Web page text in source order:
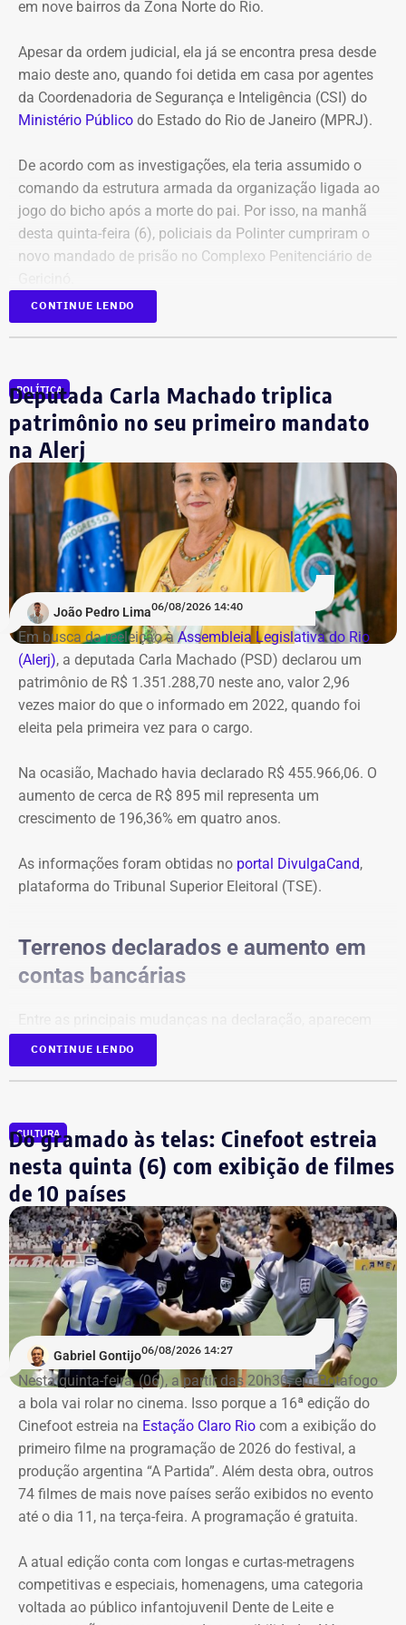
em nove bairros da Zona Norte do Rio.
Apesar da ordem judicial, ela já se encontra presa desde
maio deste ano, quando foi detida em casa por agentes
da Coordenadoria de Segurança e Inteligência (CSI) do
Ministério Público do Estado do Rio de Janeiro (MPRJ).
De acordo com as investigações, ela teria assumido o
comando da estrutura armada da organização ligada ao
jogo do bicho após a morte do pai. Por isso, na manhã
desta quinta-feira (6), policiais da Polinter cumpriram o
novo mandado de prisão no Complexo Penitenciário de
Além dela, outros 12 réus foram alvo de mandados de
Teixeira, da 3ª Vara Especializada em Organização
Criminosa do Tribunal de Justiça do Rio.
*Com informações do g1
CONTINUE LENDO
POLÍTICA
Deputada Carla Machado triplica
patrimônio no seu primeiro mandato
na Alerj
João Pedro Lima06/08/2026 14:40
Em busca da reeleição à Assembleia Legislativa do Rio
(Alerj), a deputada Carla Machado (PSD) declarou um
patrimônio de R$ 1.351.288,70 neste ano, valor 2,96
vezes maior do que o informado em 2022, quando foi
eleita pela primeira vez para o cargo.
Na ocasião, Machado havia declarado R$ 455.966,06. O
aumento de cerca de R$ 895 mil representa um
crescimento de 196,36% em quatro anos.
As informações foram obtidas no portal DivulgaCand,
plataforma do Tribunal Superior Eleitoral (TSE).
Terrenos declarados e aumento em
contas bancárias
dois terrenos, avaliados em R$ 50 mil e R$ 100 mil, além
de um imóvel no valor de R$ 220 mil e um bem declarado
como “outros bens e direitos”, de R$ 500 mil, que não
Os saldos em contas bancárias também cresceram. Os
depósitos em conta corrente, que somavam R$ 50.686,20
há quatro anos, passaram para R$ 97.543,64.
Já o apartamento herdado em Campos dos Goytacazes,
avaliado em R$ 187.475,88, e o imóvel herdado em São
João da Barra, de R$ 150 mil, permaneceram com os
mesmos valores declarados.
Bens declarados por Carla Machado em 2026 — Foto:
Reprodução/Divulgacand
CONTINUE LENDO
CULTURA
Do gramado às telas: Cinefoot estreia
nesta quinta (6) com exibição de filmes
de 10 países
Gabriel Gontijo06/08/2026 14:27
Nesta quinta-feira, (06), a partir das 20h30, em Botafogo
a bola vai rolar no cinema. Isso porque a 16ª edição do
Cinefoot estreia na Estação Claro Rio com a exibição do
primeiro filme na programação de 2026 do festival, a
produção argentina “A Partida”. Além desta obra, outros
74 filmes de mais nove países serão exibidos no evento
até o dia 11, na terça-feira. A programação é gratuita.
A atual edição conta com longas e curtas-metragens
competitivas e especiais, homenagens, uma categoria
voltada ao público infantojuvenil Dente de Leite e